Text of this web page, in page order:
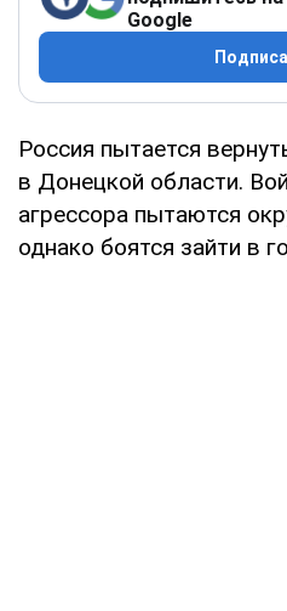
Google
Россия пытается
в Донецкой области.
агрессора пытаются
однако боятся зайти в